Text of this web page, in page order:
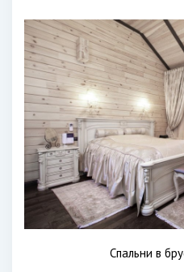
Спальни в